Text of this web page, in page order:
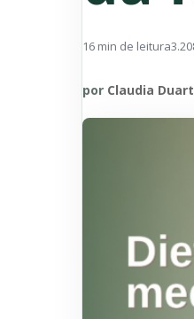
16 min de leitura
por Claudia